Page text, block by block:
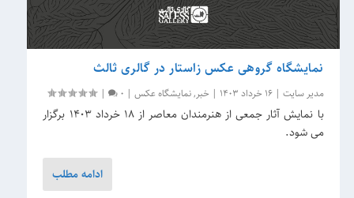
نمایشگاه گروهی عکس زاستار در گالری ثالث
مدیر سایت |16 خرداد 1403 | خبر,نمایشگاه عکس |
0
|
با نمایش آثار جمعی از هنرمندان معاصر از 18 خرداد 1403 برگزار
می شود.
ادامه مطلب